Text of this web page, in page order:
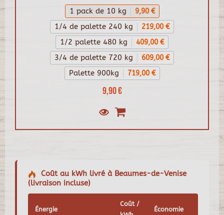
9,90 €
1 pack de 10 kg 9,90 €
1/4 de palette 240 kg 219,00 €
1/2 palette 480 kg 409,00 €
3/4 de palette 720 kg 609,00 €
Palette 900kg 719,00 €
Coût au kWh livré à Beaumes-de-Venise
(livraison incluse)
Énergie
Coût /
Économie